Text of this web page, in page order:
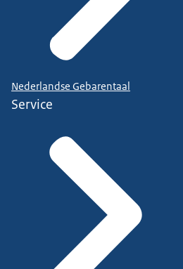
Nederlandse Gebarentaal
Service